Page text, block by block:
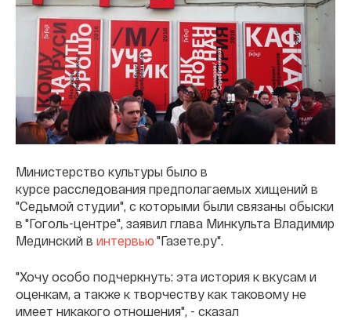
Министерство культуры было в
курсе расследования предполагаемых хищений в
"Седьмой студии", с которыми были связаны обыски
в "Гоголь-центре", заявил глава Минкульта Владимир
Мединский в интервью "Газете.ру".
"Хочу особо подчеркнуть: эта история к вкусам и
оценкам, а также к творчеству как таковому не
имеет никакого отношения", - сказал